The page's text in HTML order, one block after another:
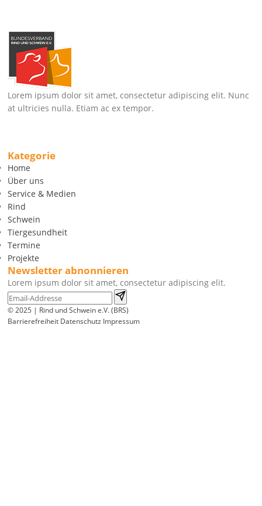
Lorem ipsum dolor sit amet, consectetur adipiscing elit. Nunc
at ultricies nulla. Etiam ac ex tempor.
Kategorie
Home
Über uns
Service & Medien
Rind
Schwein
Tiergesundheit
Termine
Projekte
Newsletter abnonnieren
Lorem ipsum dolor sit amet, consectetur adipiscing elit.
© 2025 | Rind und Schwein e.V. (BRS)
Barrierefreiheit Datenschutz Impressum